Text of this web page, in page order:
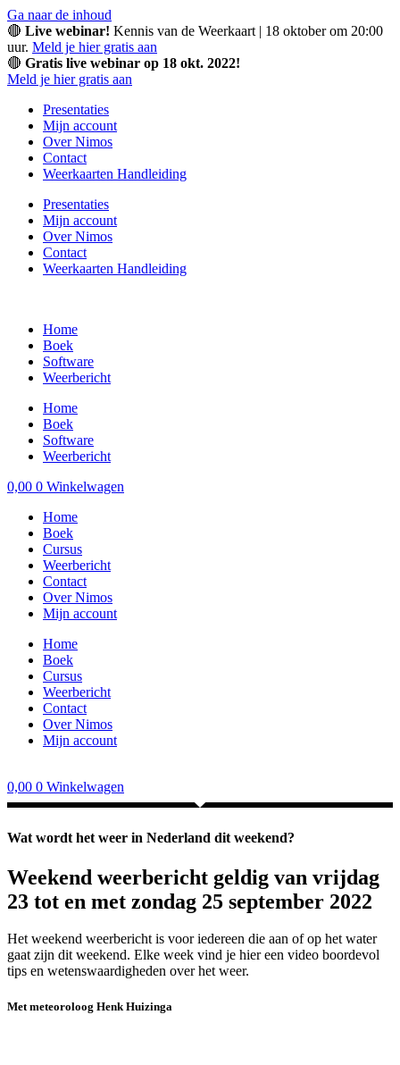
Ga naar de inhoud
🔴 Live webinar! Kennis van de Weerkaart | 18 oktober om 20:00
uur. Meld je hier gratis aan
🔴 Gratis live webinar op 18 okt. 2022!
Meld je hier gratis aan
Presentaties
Mijn account
Over Nimos
Contact
Weerkaarten Handleiding
Presentaties
Mijn account
Over Nimos
Contact
Weerkaarten Handleiding
Home
Boek
Software
Weerbericht
Home
Boek
Software
Weerbericht
0,00 0 Winkelwagen
Home
Boek
Cursus
Weerbericht
Contact
Over Nimos
Mijn account
Home
Boek
Cursus
Weerbericht
Contact
Over Nimos
Mijn account
0,00 0 Winkelwagen
Wat wordt het weer in Nederland dit weekend?
Weekend weerbericht geldig van vrijdag
23 tot en met zondag 25 september 2022
Het weekend weerbericht is voor iedereen die aan of op het water
gaat zijn dit weekend. Elke week vind je hier een video boordevol
tips en wetenswaardigheden over het weer.
Met meteoroloog Henk Huizinga